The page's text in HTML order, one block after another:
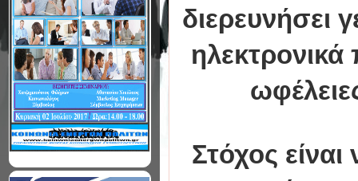
διερευνήσει
ηλεκτρονικά
Στόχος